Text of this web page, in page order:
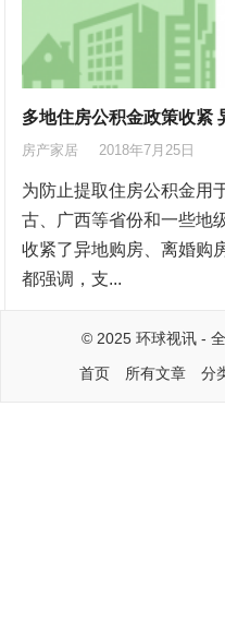
多地住房公积金政策收紧
房产家居 2018年7月25日
为防止提取住房公积金用
古、广西等省份和一些地
收紧了异地购房、离婚购
都强调，支...
© 2025 环球视讯- 全
首页
所有文章 分